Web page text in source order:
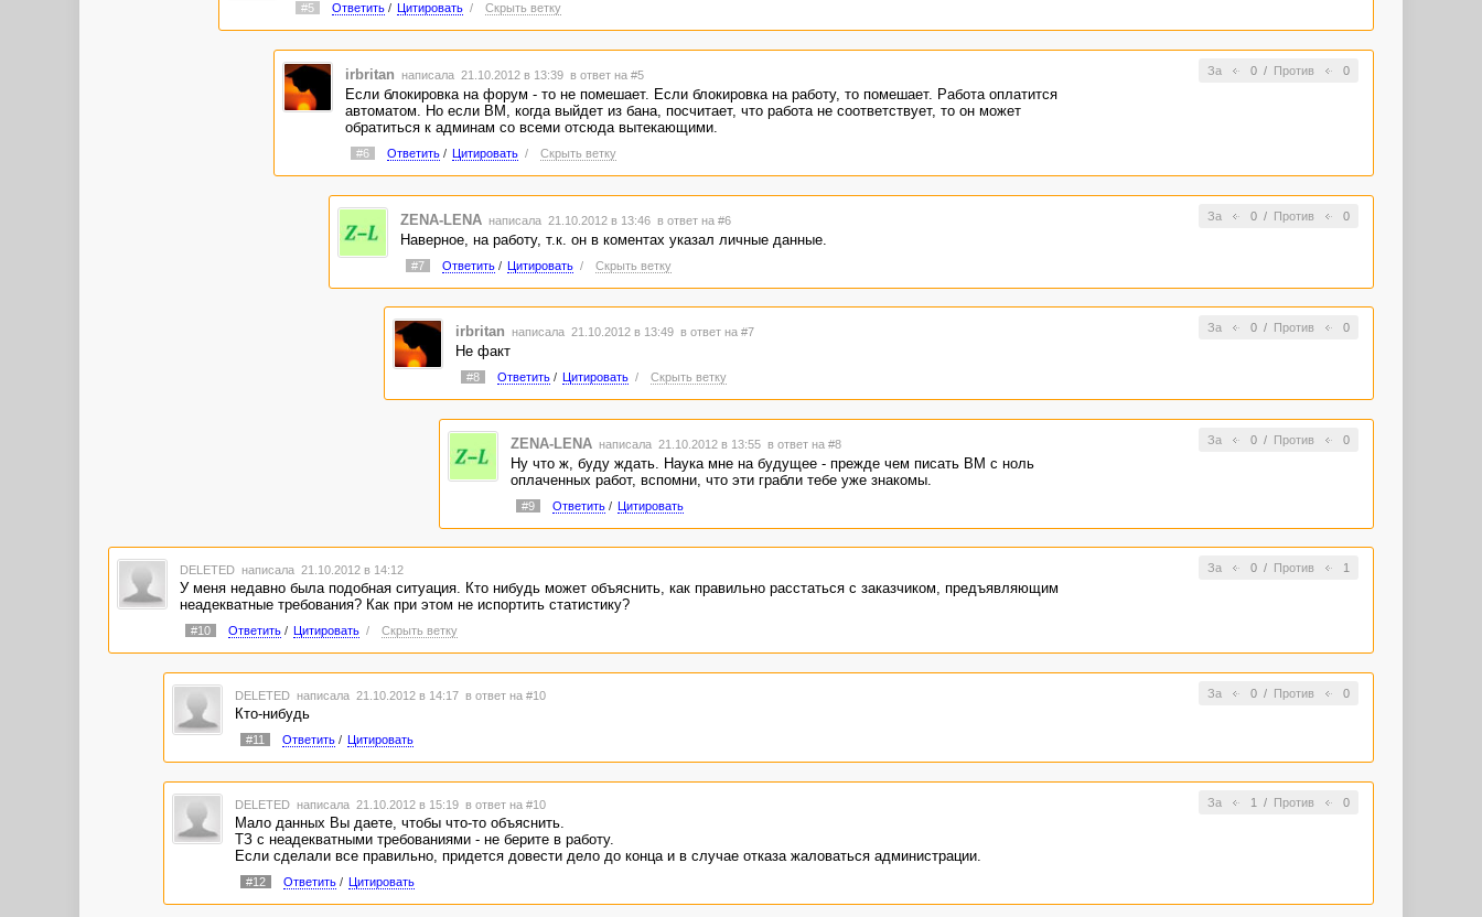
#5 Ответить/ Цитировать / Скрыть ветку
За 0/ Против 0
irbritan написала 21.10.2012 в 13:39 в ответ на #5
Если блокировка на форум - то не помешает. Если блокировка на работу, то помешает. Работа оплатится
автоматом. Но если ВМ, когда выйдет из бана, посчитает, что работа не соответствует, то он может
обратиться к админам со всеми отсюда вытекающими.
#6 Ответить/ Цитировать / Скрыть ветку
За 0/ Против 0
ZENA-LENA написала 21.10.2012 в 13:46 в ответ на #6
Наверное, на работу, т.к. он в коментах указал личные данные.
#7 Ответить/ Цитировать / Скрыть ветку
За 0/ Против 0
irbritan написала 21.10.2012 в 13:49 в ответ на #7
Не факт
#8 Ответить/ Цитировать / Скрыть ветку
За 0/ Против 0
ZENA-LENA написала 21.10.2012 в 13:55 в ответ на #8
Ну что ж, буду ждать. Наука мне на будущее - прежде чем писать ВМ с ноль
оплаченных работ, вспомни, что эти грабли тебе уже знакомы.
#9 Ответить/ Цитировать
За 0/ Против 1
DELETED написала 21.10.2012 в 14:12
У меня недавно была подобная ситуация. Кто нибудь может объяснить, как правильно расстаться с заказчиком, предъявляющим
неадекватные требования? Как при этом не испортить статистику?
#10 Ответить/ Цитировать / Скрыть ветку
За 0/ Против 0
DELETED написала 21.10.2012 в 14:17 в ответ на #10
Кто-нибудь
#11 Ответить/ Цитировать
За 1 / Против 0
DELETED написала 21.10.2012 в 15:19 в ответ на #10
Мало данных Вы даете, чтобы что-то объяснить.
ТЗ с неадекватными требованиями - не берите в работу.
Если сделали все правильно, придется довести дело до конца и в случае отказа жаловаться администрации.
#12 Ответить/ Цитировать